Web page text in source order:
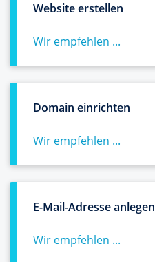
Website erstellen
Wir empfehlen ...
Domain einrichten
Wir empfehlen ...
E-Mail-Adresse anlegen
Wir empfehlen ...